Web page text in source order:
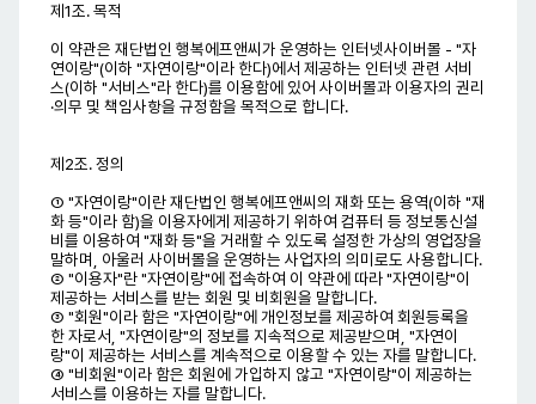
제1조. 목적
이 약관은 재단법인 행복에프앤씨가 운영하는 인터넷사이버몰 - "자
연이랑"(이하 "자연이랑"이라 한다)에서 제공하는 인터넷 관련 서비
스(이하 "서비스"라 한다)를 이용함에 있어 사이버몰과 이용자의 권리
·의무 및 책임사항을 규정함을 목적으로 합니다.
제2조. 정의
① "자연이랑"이란 재단법인 행복에프앤씨의 재화 또는 용역(이하 "재
화 등"이라 함)을 이용자에게 제공하기 위하여 컴퓨터 등 정보통신설
비를 이용하여 "재화 등"을 거래할 수 있도록 설정한 가상의 영업장을
말하며, 아울러 사이버몰을 운영하는 사업자의 의미로도 사용합니다.
② "이용자"란 "자연이랑"에 접속하여 이 약관에 따라 "자연이랑"이
제공하는 서비스를 받는 회원 및 비회원을 말합니다.
③ "회원"이라 함은 "자연이랑"에 개인정보를 제공하여 회원등록을
한 자로서, "자연이랑"의 정보를 지속적으로 제공받으며, "자연이
랑"이 제공하는 서비스를 계속적으로 이용할 수 있는 자를 말합니다.
④ "비회원"이라 함은 회원에 가입하지 않고 "자연이랑"이 제공하는
서비스를 이용하는 자를 말합니다.